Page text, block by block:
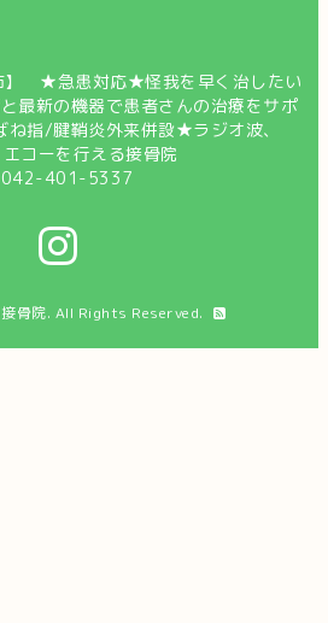
】 ★急患対応★怪我を早く治したい
最新の機器で患者さんの治療をサポ
指/腱鞘炎外来併設★ラジオ波、
コーを行える接骨院
042-401-5337
骨院. All Rights Reserved.